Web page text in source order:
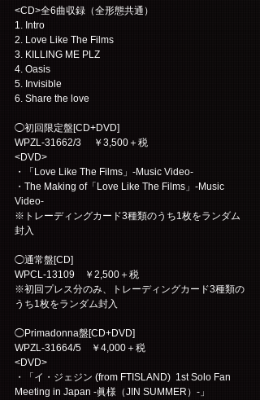
<CD>全6曲収録（全形態共通）
1. Intro
2. Love Like The Films
3. KILLING ME PLZ
4. Oasis
5. Invisible
6. Share the love
◯初回限定盤[CD+DVD]
WPZL-31662/3 　￥3,500＋税
<DVD>
・「Love Like The Films」-Music Video-
・The Making of「Love Like The Films」-Music
Video-
※トレーディングカード3種類のうち1枚をランダム
封入
◯通常盤[CD]
WPCL-13109　￥2,500＋税
※初回プレス分のみ、トレーディングカード3種類の
うち1枚をランダム封入
◯Primadonna盤[CD+DVD]
WPZL-31664/5　￥4,000＋税
<DVD>
・「イ・ジェジン (from FTISLAND)  1st Solo Fan
Meeting in Japan -眞様（JIN SUMMER）-」